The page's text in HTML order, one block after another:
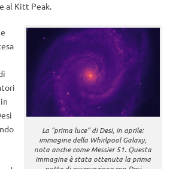
al Kitt Peak.
La “prima luce” di Desi, in aprile:
immagine della Whirlpool Galaxy,
nota anche come Messier 51. Questa
immagine è stata ottenuta la prima